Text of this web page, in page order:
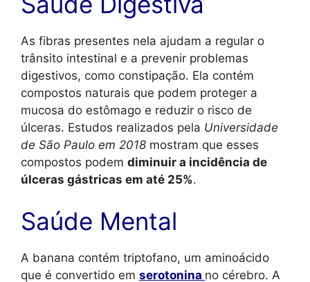
As fibras presentes nela ajudam a regular o
trânsito intestinal e a prevenir problemas
digestivos, como constipação. Ela contém
compostos naturais que podem proteger a
mucosa do estômago e reduzir o risco de
úlceras. Estudos realizados pela Universidade
de São Paulo em 2018 mostram que esses
compostos podem diminuir a incidência de
úlceras gástricas em até 25%.
Saúde Mental
A banana contém triptofano, um aminoácido
que é convertido em serotonina no cérebro. A